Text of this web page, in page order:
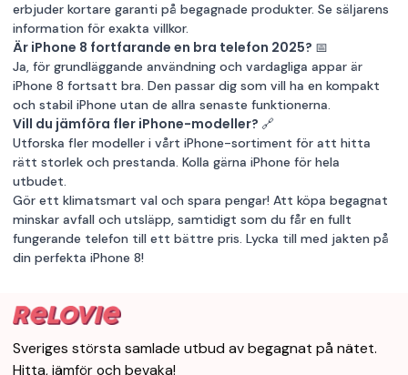
erbjuder kortare garanti på begagnade produkter. Se säljarens
information för exakta villkor.
Är iPhone 8 fortfarande en bra telefon 2025? 📅
Ja, för grundläggande användning och vardagliga appar är
iPhone 8 fortsatt bra. Den passar dig som vill ha en kompakt
och stabil iPhone utan de allra senaste funktionerna.
Vill du jämföra fler iPhone-modeller? 🔗
Utforska fler modeller i vårt iPhone-sortiment för att hitta
rätt storlek och prestanda. Kolla gärna iPhone för hela
utbudet.
Gör ett klimatsmart val och spara pengar! Att köpa begagnat
minskar avfall och utsläpp, samtidigt som du får en fullt
fungerande telefon till ett bättre pris. Lycka till med jakten på
din perfekta iPhone 8!
Sveriges största samlade utbud av begagnat på nätet.
Hitta, jämför och bevaka!